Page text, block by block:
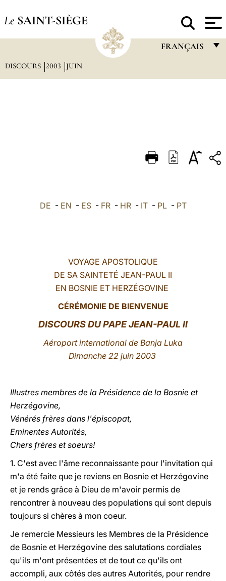
Le SAINT-SIÈGE
FRANÇAIS
DEUTSCH
العربيّة
DISCOURS 2003 JUIN
DE - EN - ES- FR- HR- IT- PL- PT
VOYAGE APOSTOLIQUE
DE SA SAINTETÉ JEAN-PAUL II
EN BOSNIE ET HERZÉGOVINE
CÉRÉMONIE DE BIENVENUE
DISCOURS DU PAPE JEAN-PAUL II
Aéroport international de Banja Luka
Dimanche 22 juin 2003
Illustres membres de la Présidence de la Bosnie et
Herzégovine,
Vénérés frères dans l'épiscopat,
Eminentes Autorités,
Chers frères et soeurs!
1. C'est avec l'âme reconnaissante pour l'invitation qui
m'a été faite que je reviens en Bosnie et Herzégovine
et je rends grâce à Dieu de m'avoir permis de
rencontrer à nouveau des populations qui sont depuis
toujours si chères à mon coeur.
Je remercie Messieurs les Membres de la Présidence
de Bosnie et Herzégovine des salutations cordiales
qu'ils m'ont présentées et de tout ce qu'ils ont
accompli, aux côtés des autres Autorités, pour rendre